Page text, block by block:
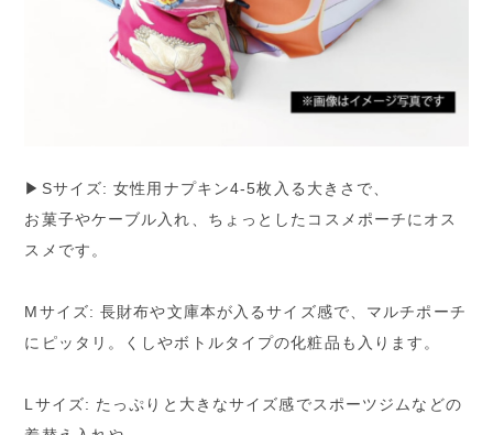
▶︎Sサイズ: 女性用ナプキン4-5枚入る大きさで、
お菓子やケーブル入れ、ちょっとしたコスメポーチにオス
スメです。
Mサイズ: 長財布や文庫本が入るサイズ感で、マルチポーチ
にピッタリ。くしやボトルタイプの化粧品も入ります。
Lサイズ: たっぷりと大きなサイズ感でスポーツジムなどの